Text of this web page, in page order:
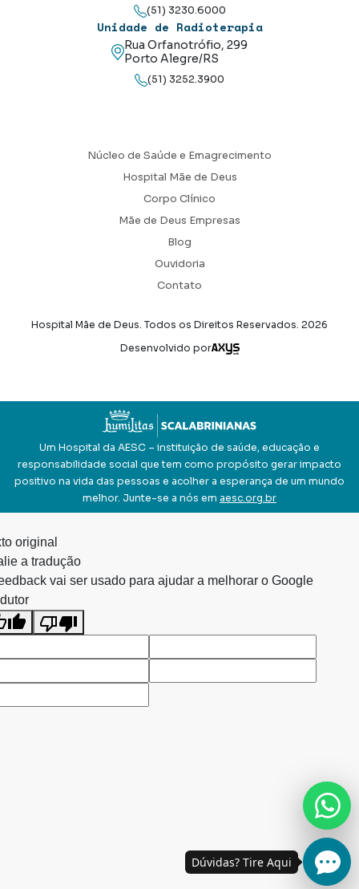
(51) 3230.6000
Unidade de Radioterapia
Rua Orfanotrófio, 299
Porto Alegre/RS
(51) 3252.3900
Núcleo de Saúde e Emagrecimento
Hospital Mãe de Deus
Corpo Clínico
Mãe de Deus Empresas
Blog
Ouvidoria
Contato
Hospital Mãe de Deus. Todos os Direitos Reservados. 2026
Desenvolvido por
Axysweb
Um Hospital da AESC – instituição de saúde, educação e
responsabilidade social que tem como propósito gerar impacto
positivo na vida das pessoas e acolher a esperança de um mundo
melhor. Junte-se a nós em aesc.org.br
Dúvidas? Tire Aqui
original
a tradução
vai ser usado para ajudar a melhorar o Google